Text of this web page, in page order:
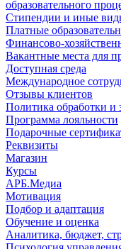
образовательного
Стипендии и иные
Платные
Финансово-
Вакантные места для
Доступная среда
Международное
Отзывы клиентов
Политика обработки
Программа лояльности
Подарочные
Реквизиты
Магазин
Курсы
АРБ.Медиа
Мотивация
Подбор и адаптация
Обучение и оценка
Аналитика, бюджет,